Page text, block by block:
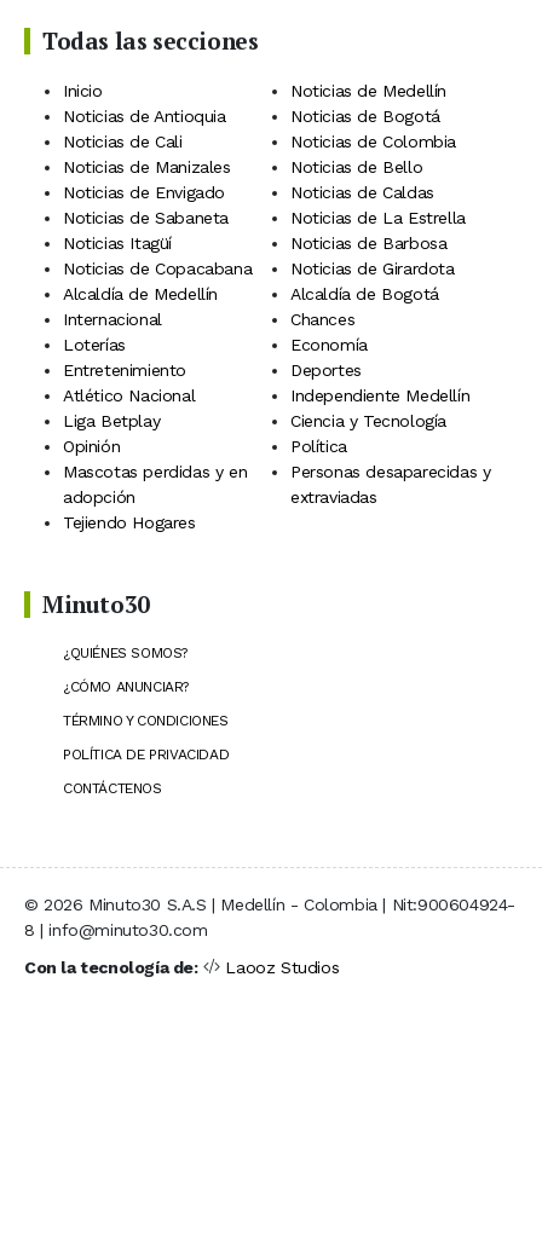
Todas las secciones
Inicio
Noticias de Medellín
Noticias de Antioquia
Noticias de Bogotá
Noticias de Cali
Noticias de Colombia
Noticias de Manizales
Noticias de Bello
Noticias de Envigado
Noticias de Caldas
Noticias de Sabaneta
Noticias de La Estrella
Noticias Itagüí
Noticias de Barbosa
Noticias de Copacabana
Noticias de Girardota
Alcaldía de Medellín
Alcaldía de Bogotá
Internacional
Chances
Loterías
Economía
Entretenimiento
Deportes
Atlético Nacional
Independiente Medellín
Liga Betplay
Ciencia y Tecnología
Opinión
Política
Mascotas perdidas y en
adopción
Personas desaparecidas y
extraviadas
Tejiendo Hogares
Minuto30
¿QUIÉNES SOMOS?
¿CÓMO ANUNCIAR?
TÉRMINO Y CONDICIONES
POLÍTICA DE PRIVACIDAD
CONTÁCTENOS
© 2026 Minuto30 S.A.S | Medellín - Colombia | Nit:900604924-
8 | info@minuto30.com
Con la tecnología de:
Laooz Studios